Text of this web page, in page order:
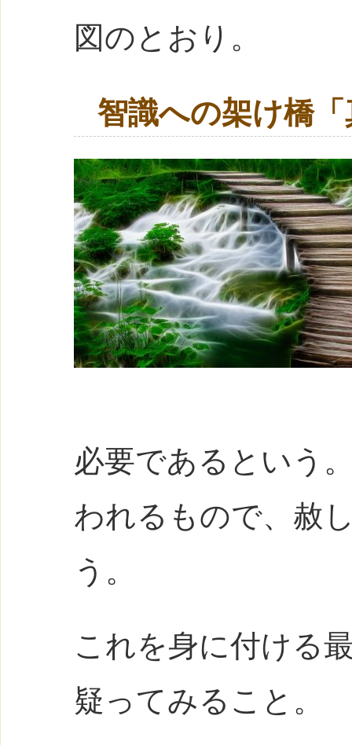
図のとおり。
智識への架け橋
必要であるという
われるもので、赦
う。
これを身に付ける
疑ってみること。